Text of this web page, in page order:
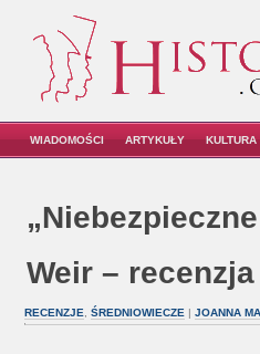
WIADOMOŚCI ARTYKUŁY KULTURA
Weir – recenzja
RECENZJE ŚREDNIOWIECZE | JOANNA